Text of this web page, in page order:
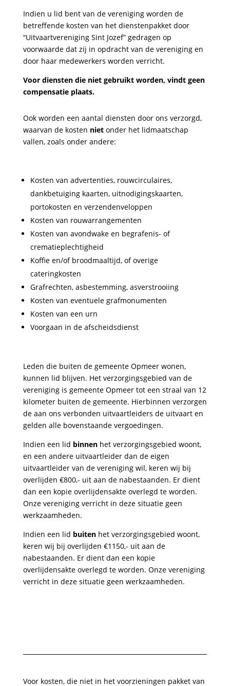
Indien u lid bent van de vereniging worden de
betreffende kosten van het dienstenpakket door
“Uitvaartvereniging Sint Jozef” gedragen op
voorwaarde dat zij in opdracht van de vereniging en
door haar medewerkers worden verricht.
Voor diensten die niet gebruikt worden, vindt geen
compensatie plaats.
Ook worden een aantal diensten door ons verzorgd,
waarvan de kosten nietonder het lidmaatschap
vallen, zoals onder andere:
Kosten van advertenties, rouwcirculaires,
dankbetuiging kaarten, uitnodigingskaarten,
portokosten en verzendenveloppen
Kosten van rouwarrangementen
Kosten van avondwake en begrafenis- of
crematieplechtigheid
Koffie en/of broodmaaltijd, of overige
cateringkosten
Grafrechten, asbestemming, asverstrooiing
Kosten van eventuele grafmonumenten
Kosten van een urn
Voorgaan in de afscheidsdienst
Leden die buiten de gemeente Opmeer wonen,
kunnen lid blijven. Het verzorgingsgebied van de
vereniging is gemeente Opmeer tot een straal van 12
kilometer buiten de gemeente. Hierbinnen verzorgen
de aan ons verbonden uitvaartleiders de uitvaart en
gelden alle bovenstaande vergoedingen.
Indien een lid binnen het verzorgingsgebied woont,
en een andere uitvaartleider dan de eigen
uitvaartleider van de vereniging wil, keren wij bij
overlijden €800,- uit aan de nabestaanden. Er dient
dan een kopie overlijdensakte overlegd te worden.
Onze vereniging verricht in deze situatie geen
werkzaamheden.
Indien een lid buitenhet verzorgingsgebied woont,
keren wij bij overlijden €1150,- uit aan de
nabestaanden. Er dient dan een kopie
overlijdensakte overlegd te worden. Onze vereniging
verricht in deze situatie geen werkzaamheden.
Voor kosten, die niet in het voorzieningen pakket van